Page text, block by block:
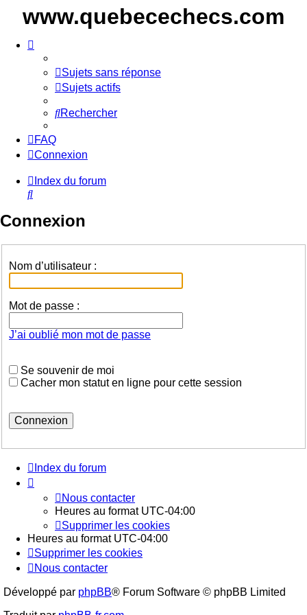
www.quebecechecs.com
Sujets sans réponse
Sujets actifs
Rechercher
FAQ
Connexion
Index du forum
Rechercher
Connexion
Nom d’utilisateur :
Mot de passe :
J’ai oublié mon mot de passe
Se souvenir de moi
Cacher mon statut en ligne pour cette session
Index du forum
Nous contacter
Heures au format UTC-04:00
Supprimer les cookies
Heures au format UTC-04:00
Supprimer les cookies
Nous contacter
Développé par phpBB® Forum Software © phpBB Limited